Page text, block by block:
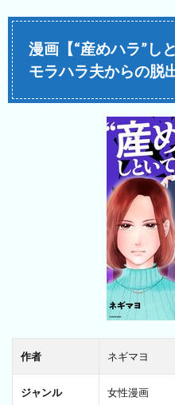
漫画【“産めハラ”し
モラハラ夫からの脱
作者 ネギマヨ
ジャンル 女性漫画